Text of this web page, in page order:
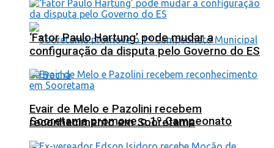
Sooretama promove o 1º Campeonato
‘Fator Paulo Hartung’ pode mudar a
configuração da disputa pelo Governo do ES
Evair de Melo e Pazolini recebem
reconhecimento em Sooretama